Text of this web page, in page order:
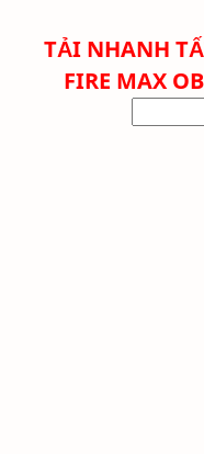
TẢI NHANH
FIRE MAX